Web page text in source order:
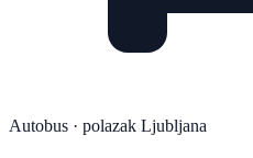
Autobus · polazak Ljubljana